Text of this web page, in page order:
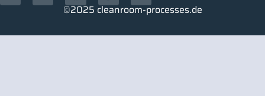
©2025 cleanroom-processes.de